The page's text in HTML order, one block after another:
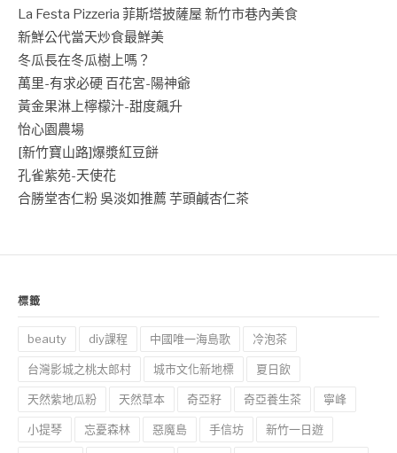
La Festa Pizzeria 菲斯塔披薩屋 新竹市巷內美食
新鮮公代當天炒食最鮮美
冬瓜長在冬瓜樹上嗎？
萬里-有求必硬 百花宮-陽神爺
黃金果淋上檸檬汁-甜度飆升
怡心園農場
[新竹寶山路]爆漿紅豆餅
孔雀紫苑-天使花
合勝堂杏仁粉 吳淡如推薦 芋頭鹹杏仁茶
標籤
beauty diy課程 中國唯一海島歌 冷泡茶
台灣影城之桃太郎村 城市文化新地標 夏日飲
天然紫地瓜粉 天然草本 奇亞籽 奇亞養生茶 寧峰
小提琴 忘憂森林 惡魔島 手信坊 新竹一日遊